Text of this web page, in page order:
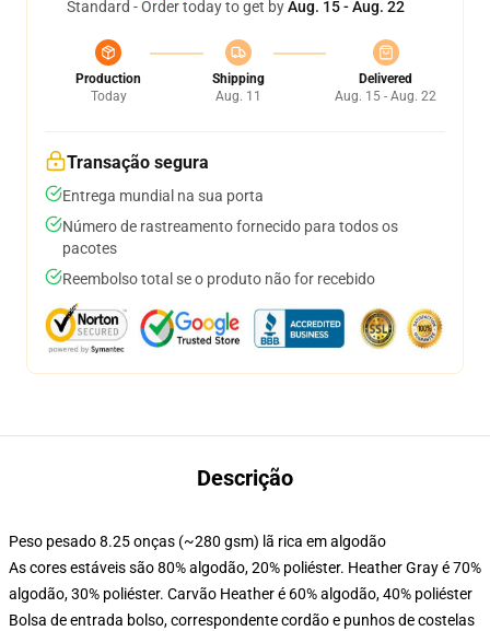
Standard - Order today to get byAug. 15 - Aug. 22
Production
Today
Shipping
Aug. 11
Delivered
Aug. 15 - Aug. 22
Transação segura
Entrega mundial na sua porta
Número de rastreamento fornecido para todos os
pacotes
Reembolso total se o produto não for recebido
Descrição
Peso pesado 8.25 onças (~280 gsm) lã rica em algodão
As cores estáveis são 80% algodão, 20% poliéster. Heather Gray é 70%
algodão, 30% poliéster. Carvão Heather é 60% algodão, 40% poliéster
Bolsa de entrada bolso, correspondente cordão e punhos de costelas